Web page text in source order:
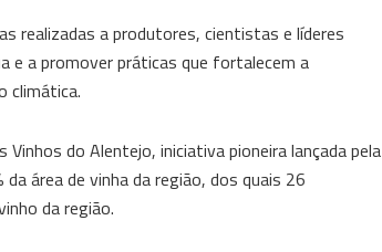
realizadas a produtores, cientistas e líderes
e a promover práticas que fortalecem a
climática.
do Alentejo, iniciativa pioneira lançada pela
área de vinha da região, dos quais 26
da região.